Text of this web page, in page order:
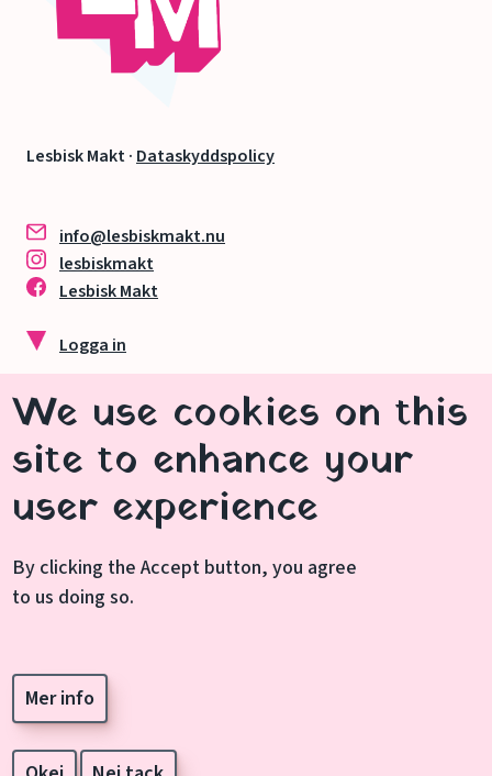
Lesbisk Makt · Dataskyddspolicy
info@lesbiskmakt.nu
lesbiskmakt
Lesbisk Makt
Logga in
Swisha oss en gåva
Skanna vår QR-kod eller
klicka på denna länk om du
är på mobilen.
We use cookies on this
site to enhance your
user experience
By clicking the Accept button, you agree
to us doing so.
Mer info